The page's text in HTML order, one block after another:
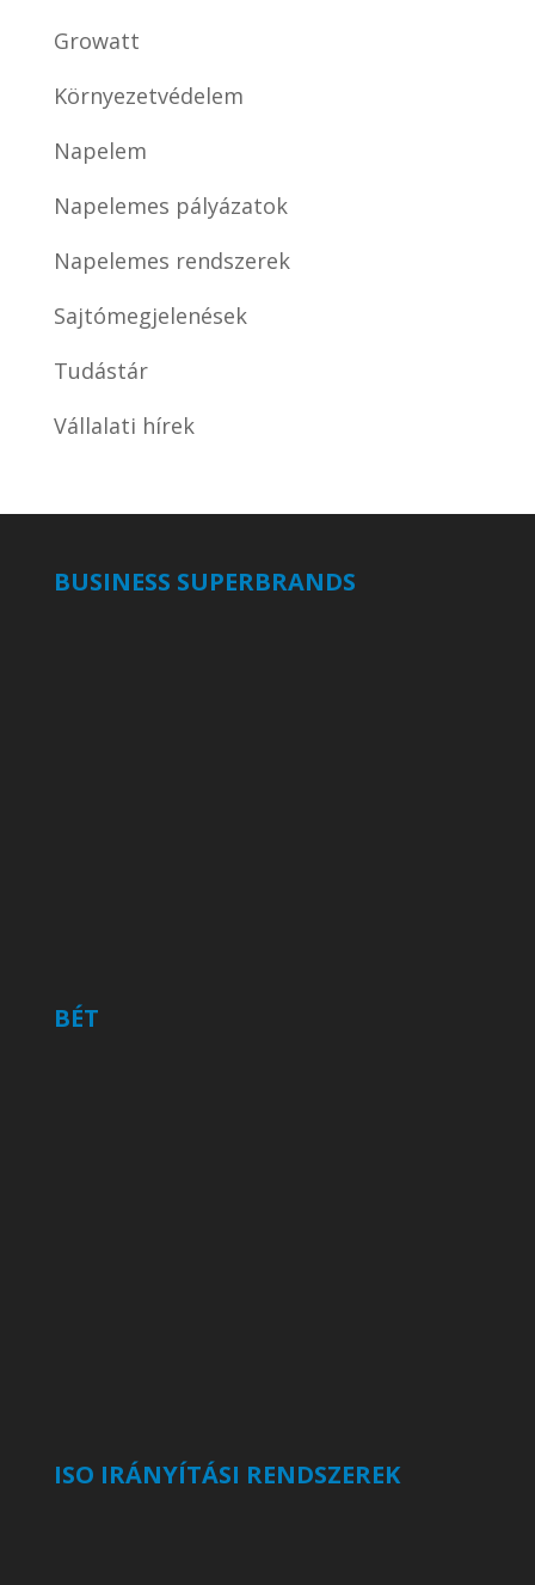
Growatt
Környezetvédelem
Napelem
Napelemes pályázatok
Napelemes rendszerek
Sajtómegjelenések
Tudástár
Vállalati hírek
BUSINESS SUPERBRANDS
BÉT
ISO IRÁNYÍTÁSI RENDSZEREK